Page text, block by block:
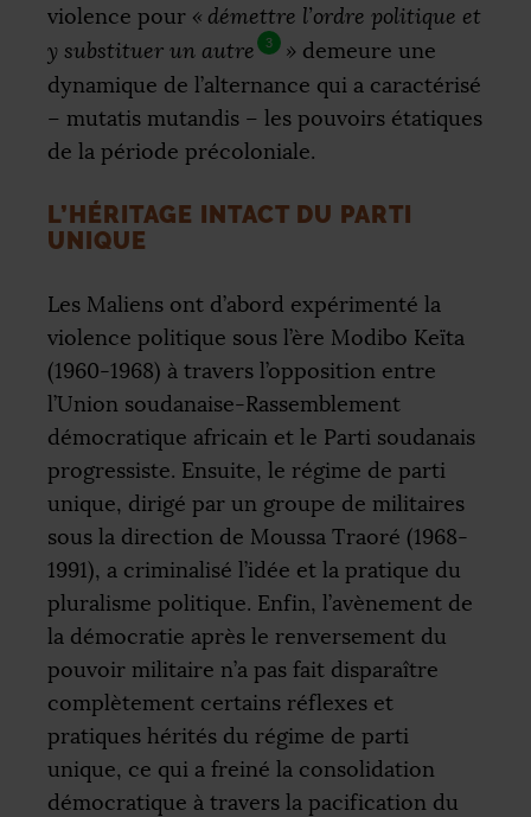
violence pour « démettre l’ordre politique et
y substituer un autre
3 » demeure une
dynamique de l’alternance qui a caractérisé
– mutatis mutandis – les pouvoirs étatiques
de la période précoloniale.
L’HÉRITAGE INTACT DU PARTI
UNIQUE
Les Maliens ont d’abord expérimenté la
violence politique sous l’ère Modibo Keïta
(1960-1968) à travers l’opposition entre
l’Union soudanaise-Rassemblement
démocratique africain et le Parti soudanais
progressiste. Ensuite, le régime de parti
unique, dirigé par un groupe de militaires
sous la direction de Moussa Traoré (1968-
1991), a criminalisé l’idée et la pratique du
pluralisme politique. Enfin, l’avènement de
la démocratie après le renversement du
pouvoir militaire n’a pas fait disparaître
complètement certains réflexes et
pratiques hérités du régime de parti
unique, ce qui a freiné la consolidation
démocratique à travers la pacification du